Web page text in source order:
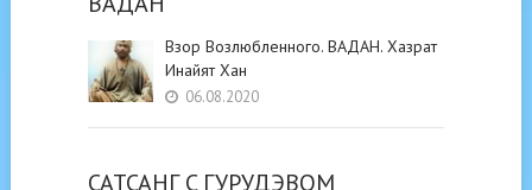
Взор Возлюбленного. ВАДАН. Хазрат
Инайят Хан
06.08.2020
САТСАНГ C ГУРУДЭВОМ